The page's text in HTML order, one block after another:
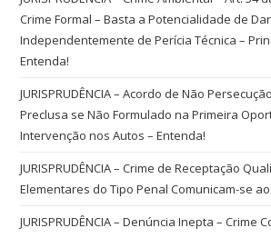
Crime Formal – Basta a Potencialidade de
Independentemente de Perícia Técnica –
Entenda!
JURISPRUDÊNCIA – Acordo de Não
Preclusa se Não Formulado na Primeira
Intervenção nos Autos – Entenda!
JURISPRUDÊNCIA – Crime de Receptação
Elementares do Tipo Penal Comunicam-se
JURISPRUDÊNCIA – Denúncia Inepta – Crime